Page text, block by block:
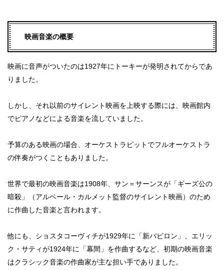
映画音楽の概要
映画に音声がついたのは1927年にトーキーが発明されてからであ
りました。
しかし、それ以前のサイレント映画を上映する際には、映画館内
でピアノなどによる音楽を流していました。
予算のある映画の場合、オーケストラピットでフルオーケストラ
の伴奏がつくこともありました。
世界で最初の映画音楽は1908年、サン＝サーンスが「ギーズ公の
暗殺」（アルベール・カルメット監督のサイレント映画）のため
に作曲した音楽と言われます。
他にも、ショスタコーヴィチが1929年に「新バビロン」、エリッ
ク・サティが1924年に「幕間」を作曲するなど、初期の映画音楽
はクラシック音楽の作曲家が主な担い手でありました。